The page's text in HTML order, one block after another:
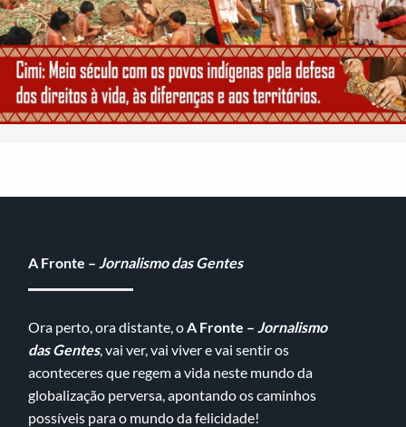
A Fronte – Jornalismo das Gentes
Ora perto, ora distante, oA Fronte – Jornalismo
das Gentes, vai ver, vai viver e vai sentir os
aconteceres que regem a vida neste mundo da
globalização perversa, apontando os caminhos
possíveis para o mundo da felicidade!